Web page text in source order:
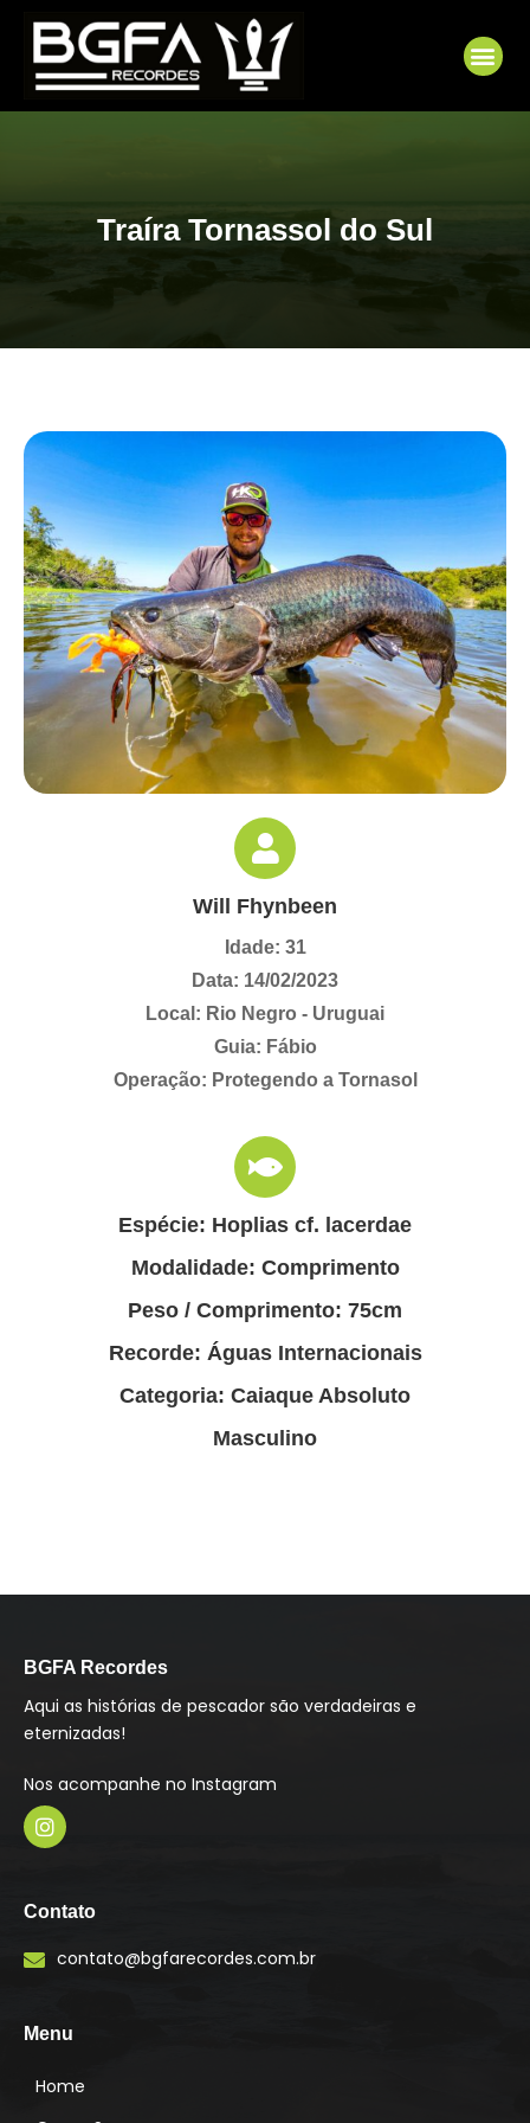
conteúdo
Traíra Tornassol do Sul
Will Fhynbeen
Idade: 31
Data: 14/02/2023
Local: Rio Negro - Uruguai
Guia: Fábio
Operação: Protegendo a Tornasol
Espécie: Hoplias cf. lacerdae
Modalidade: Comprimento
Peso / Comprimento: 75cm
Recorde: Águas Internacionais
Categoria: Caiaque Absoluto
Masculino
BGFA Recordes
Aqui as histórias de pescador são verdadeiras e
eternizadas!
Nos acompanhe no Instagram
s
t
a
g
m
Contato
contato@bgfarecordes.com.br
Menu
Home